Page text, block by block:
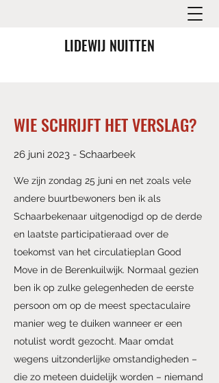
LIDEWIJ NUITTEN
WIE SCHRIJFT HET VERSLAG?
26 juni 2023 - Schaarbeek
We zijn zondag 25 juni en net zoals vele
andere buurtbewoners ben ik als
Schaarbekenaar uitgenodigd op de derde
en laatste participatieraad over de
toekomst van het circulatieplan Good
Move in de Berenkuilwijk. Normaal gezien
ben ik op zulke gelegenheden de eerste
persoon om op de meest spectaculaire
manier weg te duiken wanneer er een
notulist wordt gezocht. Maar omdat
wegens uitzonderlijke omstandigheden –
die zo meteen duidelijk worden – niemand